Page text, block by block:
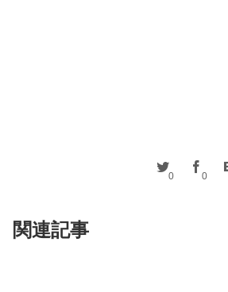
0 0
関連記事